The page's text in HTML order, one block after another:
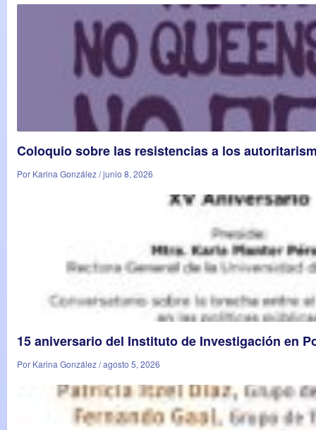
Coloquio sobre las resistencias a los
Por Karina González / junio 8, 2026
15 aniversario del Instituto de Investigación en
Por Karina González / agosto 5, 2026